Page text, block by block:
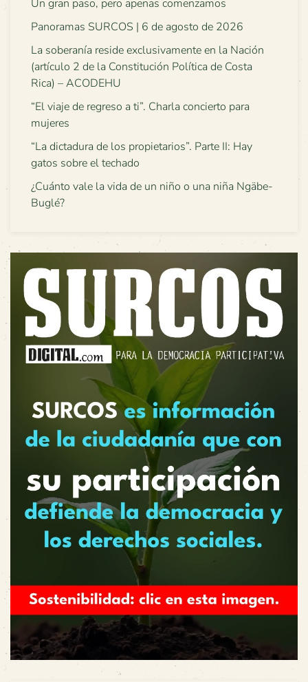
Un gran paso, pero apenas comenzamos
Panoramas SURCOS | 6 de agosto de 2026
La soberanía reside exclusivamente en la Nación
(artículo 2 de la Constitución Política de Costa
Rica) – ACODEHU
“El viaje de regreso a ti”. Charla concierto para
mujeres
“La dictadura de los propietarios”. Parte II: Hay
gatos sobre el techado
¿Cuánto vale la vida de un niño o una niña Ngäbe-
Buglé?